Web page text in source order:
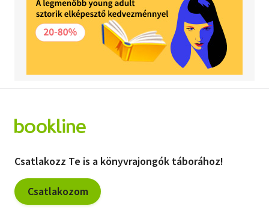
Csatlakozz Te is a könyvrajongók táborához!
Csatlakozom